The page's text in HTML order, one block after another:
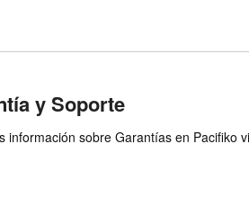
y Soporte
información sobre Garantías en Pacifiko